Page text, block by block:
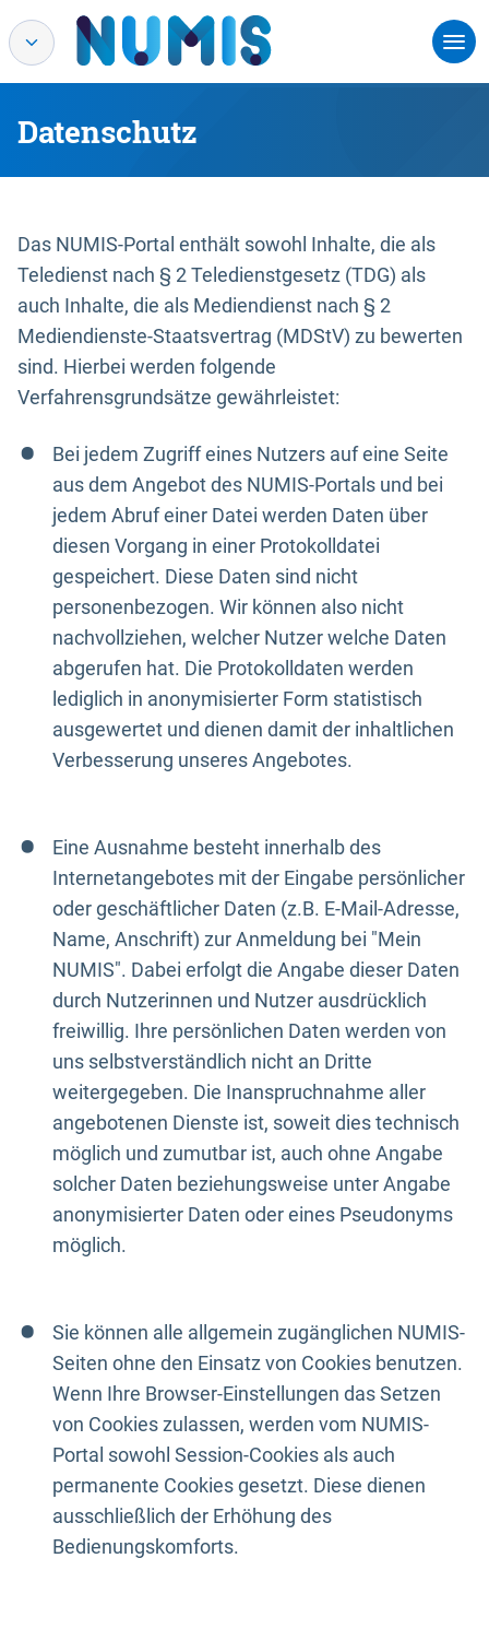
Datenschutz
Das NUMIS-Portal enthält sowohl Inhalte, die als
Teledienst nach § 2 Teledienstgesetz (TDG) als
auch Inhalte, die als Mediendienst nach § 2
Mediendienste-Staatsvertrag (MDStV) zu bewerten
sind. Hierbei werden folgende
Verfahrensgrundsätze gewährleistet:
Bei jedem Zugriff eines Nutzers auf eine Seite
aus dem Angebot des NUMIS-Portals und bei
jedem Abruf einer Datei werden Daten über
diesen Vorgang in einer Protokolldatei
gespeichert. Diese Daten sind nicht
personenbezogen. Wir können also nicht
nachvollziehen, welcher Nutzer welche Daten
abgerufen hat. Die Protokolldaten werden
lediglich in anonymisierter Form statistisch
ausgewertet und dienen damit der inhaltlichen
Verbesserung unseres Angebotes.
Eine Ausnahme besteht innerhalb des
Internetangebotes mit der Eingabe persönlicher
oder geschäftlicher Daten (z.B. E-Mail-Adresse,
Name, Anschrift) zur Anmeldung bei "Mein
NUMIS". Dabei erfolgt die Angabe dieser Daten
durch Nutzerinnen und Nutzer ausdrücklich
freiwillig. Ihre persönlichen Daten werden von
uns selbstverständlich nicht an Dritte
weitergegeben. Die Inanspruchnahme aller
angebotenen Dienste ist, soweit dies technisch
möglich und zumutbar ist, auch ohne Angabe
solcher Daten beziehungsweise unter Angabe
anonymisierter Daten oder eines Pseudonyms
möglich.
Sie können alle allgemein zugänglichen NUMIS-
Seiten ohne den Einsatz von Cookies benutzen.
Wenn Ihre Browser-Einstellungen das Setzen
von Cookies zulassen, werden vom NUMIS-
Portal sowohl Session-Cookies als auch
permanente Cookies gesetzt. Diese dienen
ausschließlich der Erhöhung des
Bedienungskomforts.